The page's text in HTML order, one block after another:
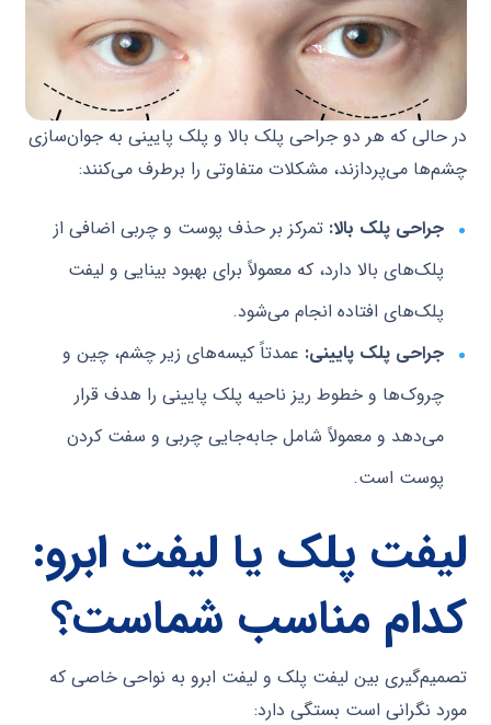
در حالی که هر دو جراحی پلک بالا و پلک پایینی به جوان‌سازی
چشم‌ها می‌پردازند، مشکلات متفاوتی را برطرف می‌کنند:
جراحی پلک بالا:تمرکز بر حذف پوست و چربی اضافی از
پلک‌های بالا دارد، که معمولاً برای بهبود بینایی و لیفت
پلک‌های افتاده انجام می‌شود.
جراحی پلک پایینی: عمدتاً کیسه‌های زیر چشم، چین و
چروک‌ها و خطوط ریز ناحیه پلک پایینی را هدف قرار
می‌دهد و معمولاً شامل جابه‌جایی چربی و سفت کردن
پوست است.
لیفت پلک یا لیفت ابرو:
کدام مناسب شماست؟
تصمیم‌گیری بین لیفت پلک و لیفت ابرو به نواحی خاصی که
مورد نگرانی است بستگی دارد: